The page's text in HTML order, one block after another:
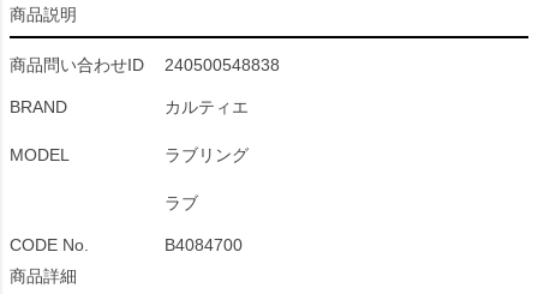
商品説明
商品問い合わせID 240500548838
BRAND カルティエ
MODEL ラブリング
ラブ
CODE No.
B4084700
商品詳細